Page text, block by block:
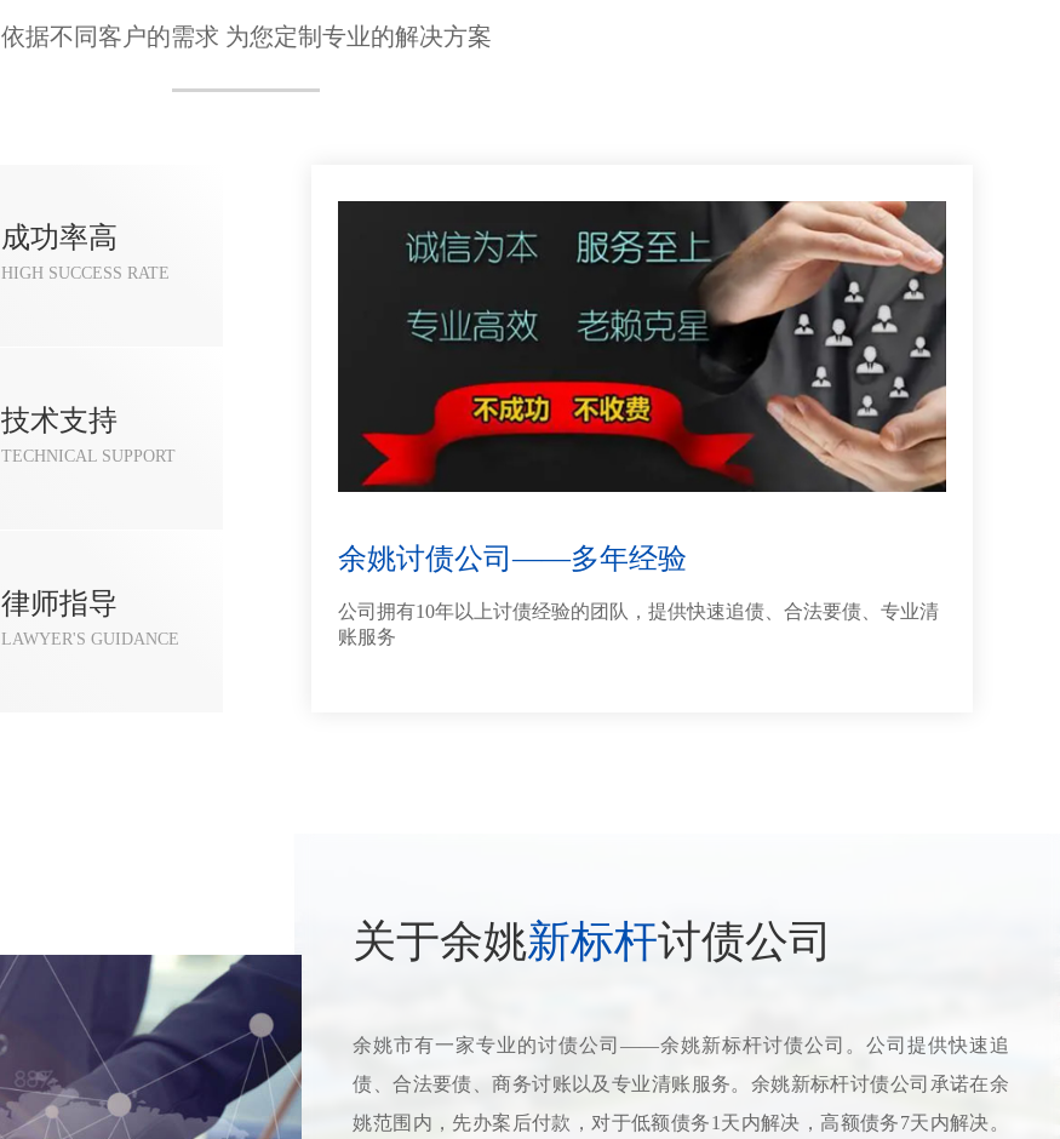
依据不同客户的需求 为您定制专业的解决方案
成功率高
HIGH SUCCESS RATE
技术支持
TECHNICAL SUPPORT
律师指导
LAWYER'S GUIDANCE
余姚讨债公司——多年经验
公司拥有10年以上讨债经验的团队，提供快速追债、合法要债、专业清
账服务
关于余姚新标杆讨债公司
余姚市有一家专业的讨债公司——余姚新标杆讨债公司。公司提供快速追
债、合法要债、商务讨账以及专业清账服务。余姚新标杆讨债公司承诺在余
姚范围内，先办案后付款，对于低额债务1天内解决，高额债务7天内解决。